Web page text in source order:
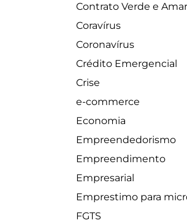
Contrato Verde e
Coravírus
Coronavírus
Crédito Emergencial
Crise
e-commerce
Economia
Empreendedorismo
Empreendimento
Empresarial
Emprestimo para
FGTS